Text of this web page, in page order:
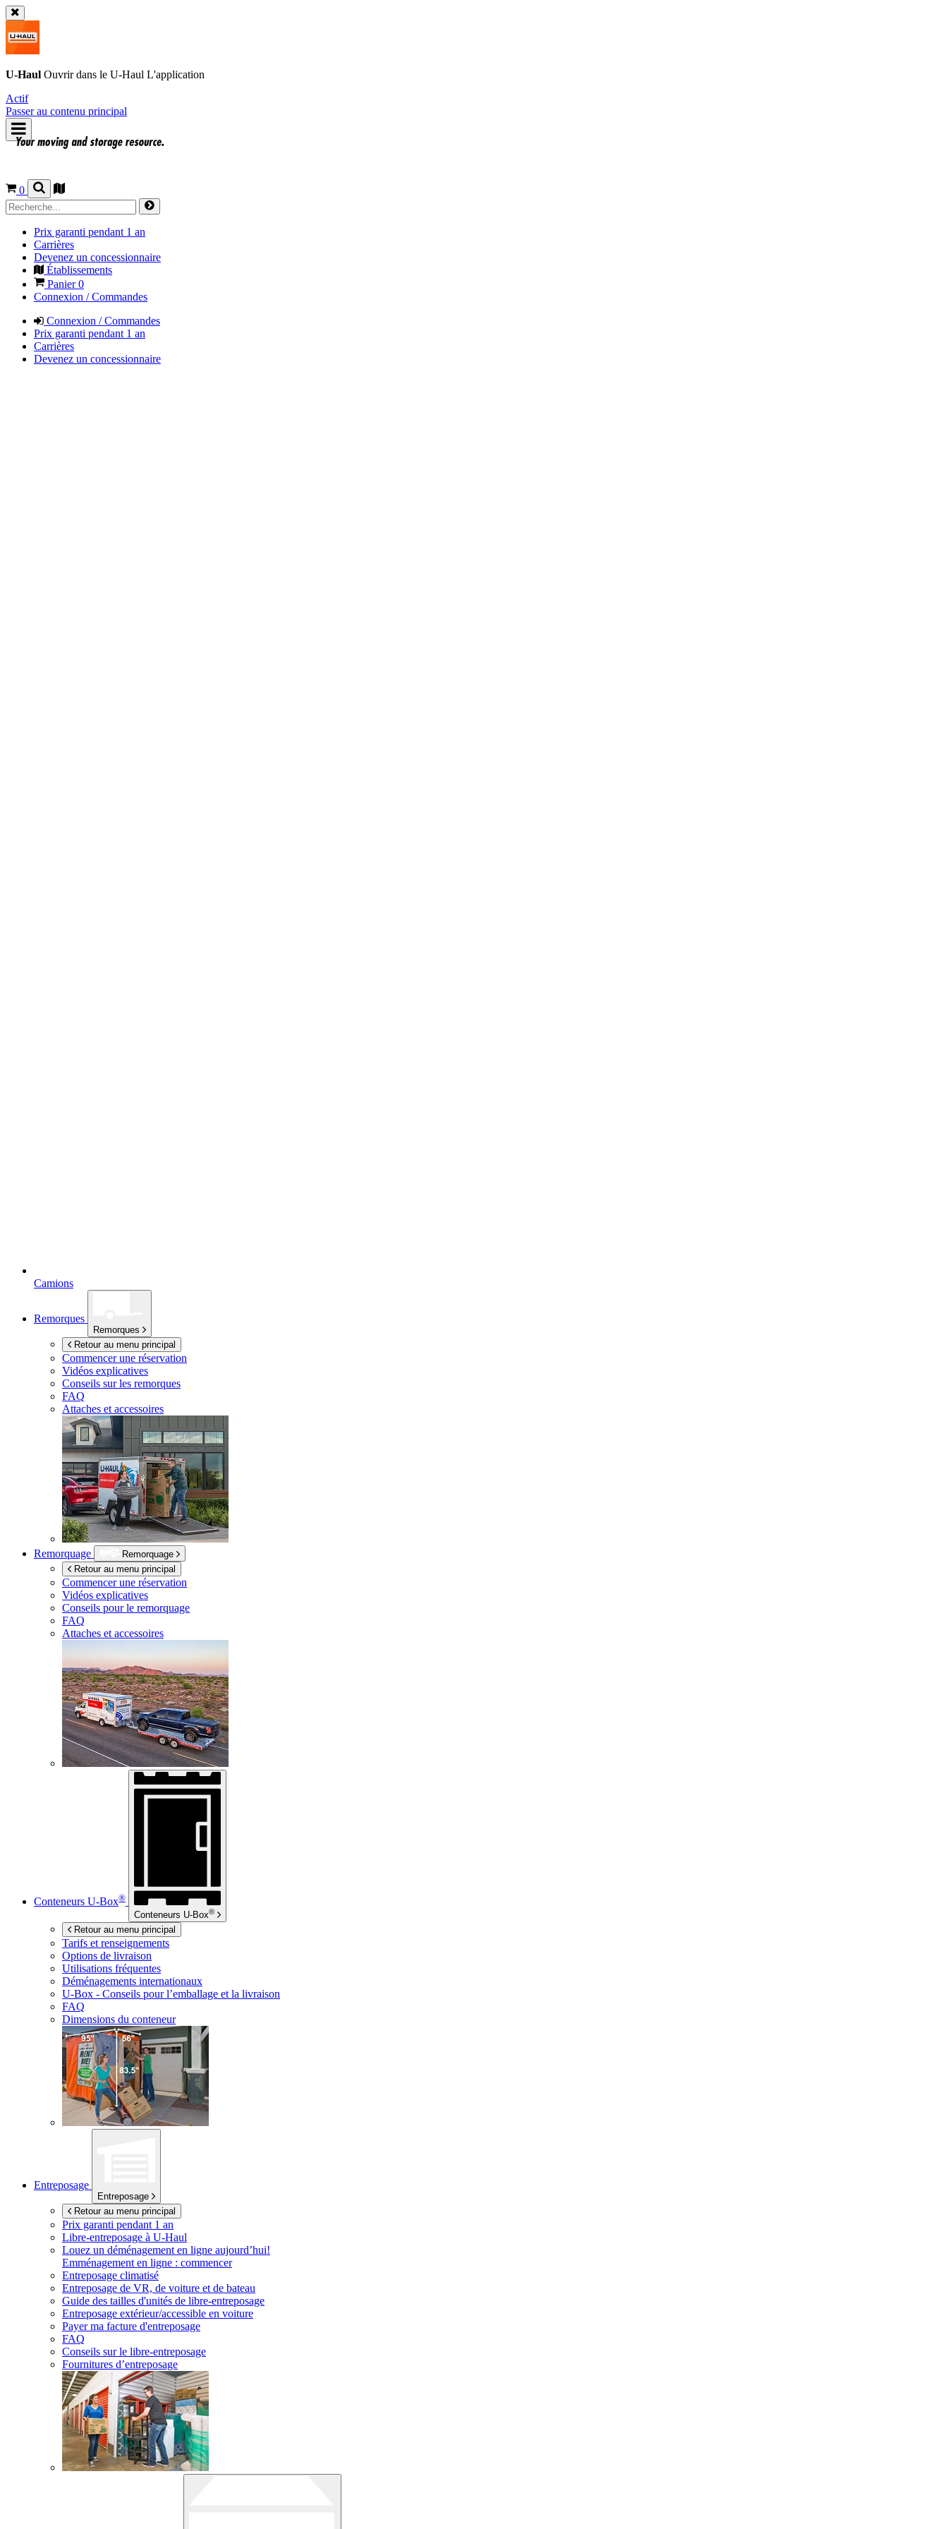
U-Haul Ouvrir dans le U-Haul L'application
Actif
Passer au contenu principal
0
Prix garanti pendant 1 an
Carrières
Devenez un concessionnaire
Établissements
Panier0
Connexion / Commandes
Connexion / Commandes
Prix garanti pendant 1 an
Carrières
Devenez un concessionnaire
Camions
Remorques
Remorques
Retour au menu principal
Commencer une réservation
Vidéos explicatives
Conseils sur les remorques
FAQ
Attaches et accessoires
Remorquage
Remorquage
Retour au menu principal
Commencer une réservation
Vidéos explicatives
Conseils pour le remorquage
FAQ
Attaches et accessoires
Conteneurs U-Box®
Conteneurs U-Box®
Retour au menu principal
Tarifs et renseignements
Options de livraison
Utilisations fréquentes
Déménagements internationaux
U-Box - Conseils pour l’emballage et la livraison
FAQ
Dimensions du conteneur
Entreposage
Entreposage
Retour au menu principal
Prix garanti pendant 1 an
Libre-entreposage à U-Haul
Louez un déménagement en ligne aujourd’hui!
Emménagement en ligne : commencer
Entreposage climatisé
Entreposage de VR, de voiture et de bateau
Guide des tailles d'unités de libre-entreposage
Entreposage extérieur/accessible en voiture
Payer ma facture d'entreposage
FAQ
Conseils sur le libre-entreposage
Fournitures d’entreposage